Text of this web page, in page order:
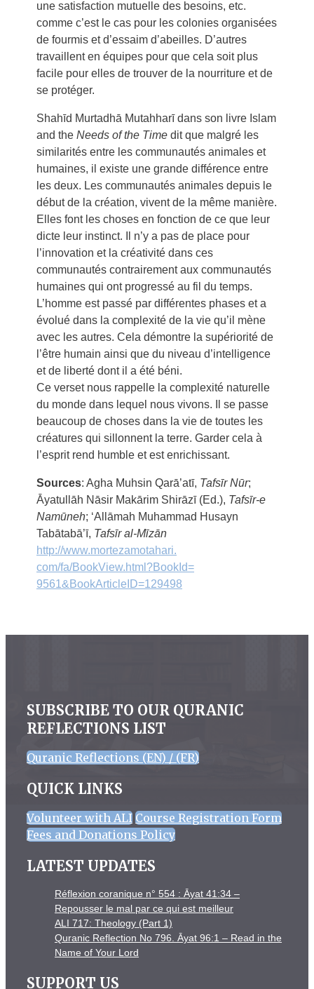
une satisfaction mutuelle des besoins, etc.
comme c’est le cas pour les colonies organisées
de fourmis et d’essaim d’abeilles. D’autres
travaillent en équipes pour que cela soit plus
facile pour elles de trouver de la nourriture et de
se protéger.
Shahīd Murtadhā Mutahharī dans son livre Islam
and the Needs of the Time dit que malgré les
similarités entre les communautés animales et
humaines, il existe une grande différence entre
les deux. Les communautés animales depuis le
début de la création, vivent de la même manière.
Elles font les choses en fonction de ce que leur
dicte leur instinct. Il n’y a pas de place pour
l’innovation et la créativité dans ces
communautés contrairement aux communautés
humaines qui ont progressé au fil du temps.
L’homme est passé par différentes phases et a
évolué dans la complexité de la vie qu’il mène
avec les autres. Cela démontre la supériorité de
l’être humain ainsi que du niveau d’intelligence
et de liberté dont il a été béni.
Ce verset nous rappelle la complexité naturelle
du monde dans lequel nous vivons. Il se passe
beaucoup de choses dans la vie de toutes les
créatures qui sillonnent la terre. Garder cela à
l’esprit rend humble et est enrichissant.
Sources: Agha Muhsin Qarā’atī, Tafsīr Nūr;
Āyatullāh Nāsir Makārim Shirāzī (Ed.), Tafsīr-e
Namūneh; ‘Allāmah Muhammad Husayn
Tabātabā’ī, Tafsīr al-Mīzān
http://www.mortezamotahari.
com/fa/BookView.html?BookId=
9561&BookArticleID=129498
SUBSCRIBE TO OUR QURANIC
REFLECTIONS LIST
Quranic Reflections (EN) / (FR)
QUICK LINKS
Volunteer with ALI Course Registration Form
Fees and Donations Policy
LATEST UPDATES
Réflexion coranique n° 554 : Āyat 41:34 –
Repousser le mal par ce qui est meilleur
ALI 717: Theology (Part 1)
Quranic Reflection No 796. Āyat 96:1 – Read in the
Name of Your Lord
SUPPORT US